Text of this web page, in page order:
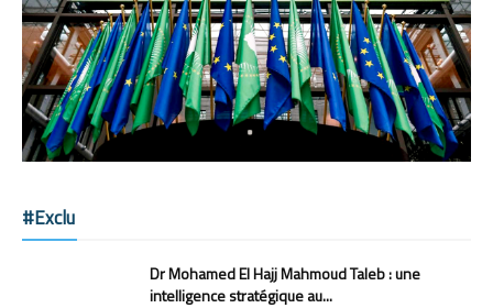
#Exclu
Dr Mohamed El Hajj Mahmoud Taleb : une
intelligence stratégique au...